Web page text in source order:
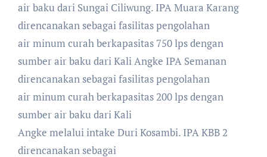
air baku dari Sungai Ciliwung. IPA Muara Karang
direncanakan sebagai fasilitas pengolahan
air minum curah berkapasitas 750 lps dengan
sumber air baku dari Kali Angke IPA Semanan
direncanakan sebagai fasilitas pengolahan
air minum curah berkapasitas 200 lps dengan
sumber air baku dari Kali
Angke melalui intake Duri Kosambi. IPA KBB 2
direncanakan sebagai